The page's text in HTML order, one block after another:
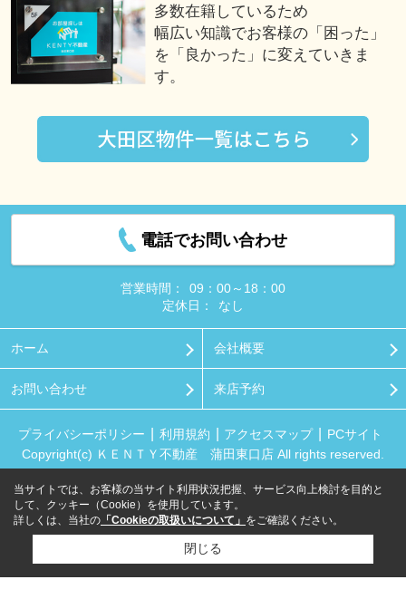
多数在籍しているため
幅広い知識でお客様の「困った」
を「良かった」に変えていきま
す。
電話でお問い合わせ
営業時間：
09：00～18：00
定休日：
なし
ホーム 会社概要
お問い合わせ 来店予約
プライバシーポリシー 利用規約 アクセスマップ
PCサイト
Copyright(c) ＫＥＮＴＹ不動産 蒲田東口店 All rights reserved.
当サイトでは、お客様の当サイト利用状況把握、サービス向上検討を目的と
して、クッキー（Cookie）を使用しています。
詳しくは、当社の 「Cookieの取扱いについて」 をご確認ください。
閉じる